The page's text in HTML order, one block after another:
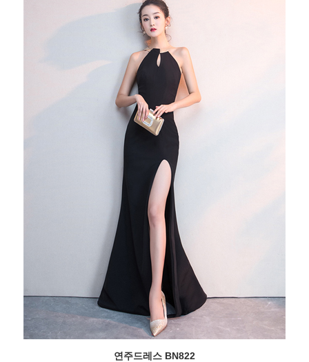
연주드레스 BN822